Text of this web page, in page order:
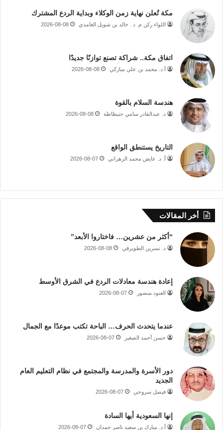
مكة تُعلن نهاية زمن الوكلاء وبداية الردع المشترك
اللواء ركن م. د . خالد بن شويل الغامدي 2026-08-08
اتفاق مكة.. شراكة تصنع توازنًا جديدًا
أ.د. محمد بن علي مباركي 2026-08-08
هندسة السلام بالقوة
د. عبدالقادر سامي حنبظاظة 2026-08-08
التاريخ يستنطق الواقع
أ. د. عايض محمد الزهراني 2026-08-07
أخر المقالات
“أكثر من عشرين… فاختاروا الأبعد”
د. نسرين الطويرقي 2026-08-08
إعادة هندسة معادلات الردع في الشرق الأوسط
العنود منصور 2026-08-07
عندما يتحدث الحرف… الباحة تكتب موعدًا مع الجمال
حسن أحمد الصغير 2026-08-07
دور الأسرة والمدرسة والمجتمع في نظام التعليم العام
الجديد
فيصل سروجي 2026-08-07
إنها السعودية أيها السادة
أ.د. مبارك بن سعيد ناصر حمدان 2026-08-07